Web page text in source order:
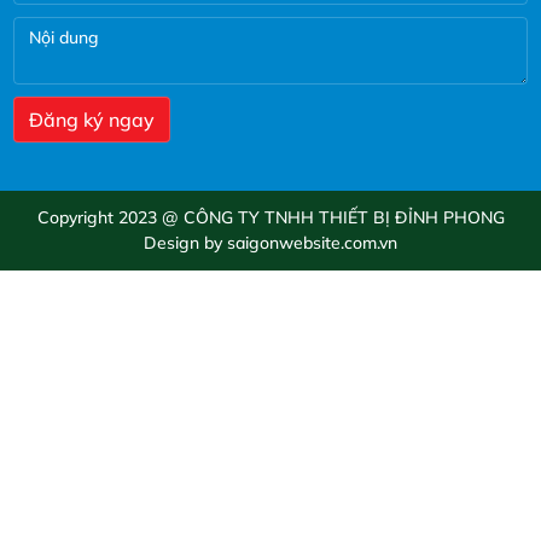
Copyright 2023 @ CÔNG TY TNHH THIẾT BỊ ĐỈNH PHONG
Design by saigonwebsite.com.vn